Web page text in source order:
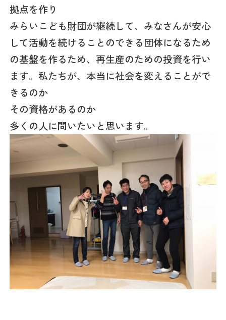
拠点を作り
みらいこども財団が継続して、みなさんが安心
して活動を続けることのできる団体になるため
の基盤を作るため、再生産のための投資を行い
ます。私たちが、本当に社会を変えることがで
きるのか
その資格があるのか
多くの人に問いたいと思います。